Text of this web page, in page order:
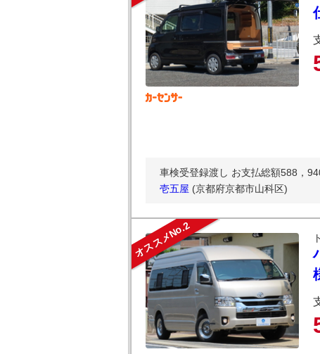
車検受登録渡し お支払総額588，
壱五屋 (京都府京都市山科区)
オススメNo.2